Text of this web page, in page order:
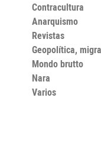
Contracultura
Anarquismo
Revistas
Geopolítica,
Mondo brutto
Nara
Varios